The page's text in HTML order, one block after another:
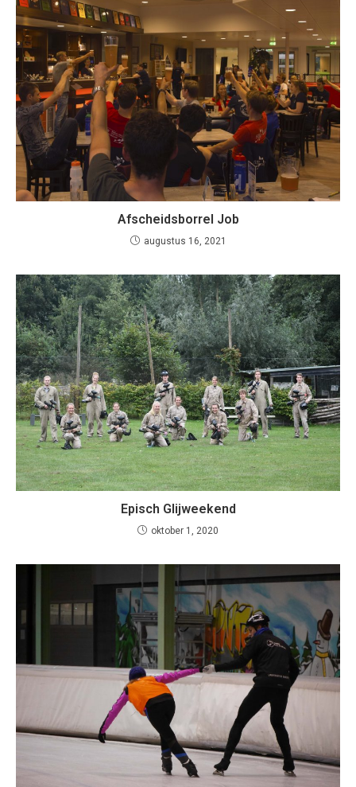
Afscheidsborrel Job
augustus 16, 2021
Episch Glijweekend
oktober 1, 2020